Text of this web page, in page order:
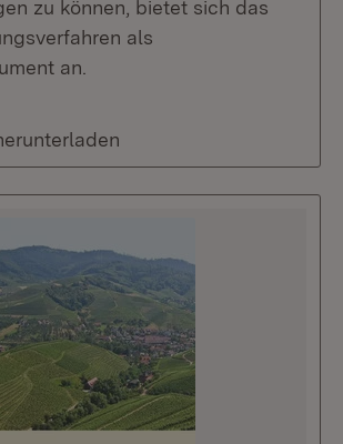
zu können, bietet sich das
als
an.